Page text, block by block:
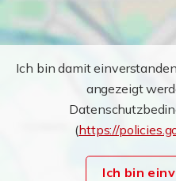
Ich bin damit
angezeigt
(https://
Ich bin